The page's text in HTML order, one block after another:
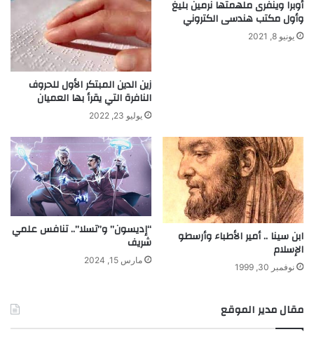
أوبرا وينفرى ملهمتها نرمين بليغ
وأول مكتب هندسى الكتروني
يونيو 8, 2021
زين الدين المبتكر الأول للحروف
النافرة التي يقرأ بها العميان
يوليو 23, 2022
ابن سينا .. أمير الأطباء وأرسطو
الإسلام
نوفمبر 30, 1999
“إديسون” و”تسلا”.. تنافس علمي
شريف
مارس 15, 2024
مقال مدير الموقع